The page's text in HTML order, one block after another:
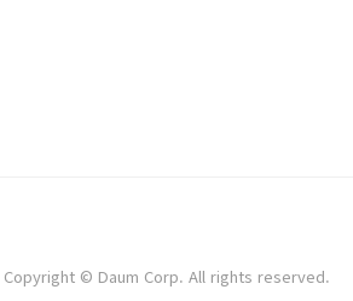
Copyright © Daum Corp. All rights reserved.